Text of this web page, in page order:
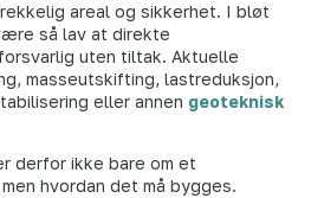
areal og sikkerhet. I bløt
så lav at direkte
uten tiltak. Aktuelle
masseutskifting, lastreduksjon,
eller annen geoteknisk
derfor ikke bare om et
hvordan det må bygges.